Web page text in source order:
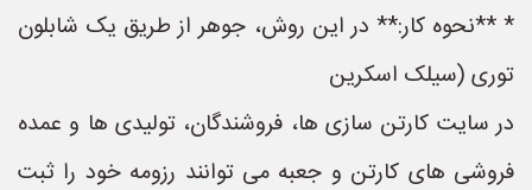
* **نحوه کار:** در این روش، جوهر از طریق یک شابلون
توری (سیلک اسکرین
در سایت کارتن سازی ها، فروشندگان، تولیدی ها و عمده
فروشی های کارتن و جعبه می توانند رزومه خود را ثبت